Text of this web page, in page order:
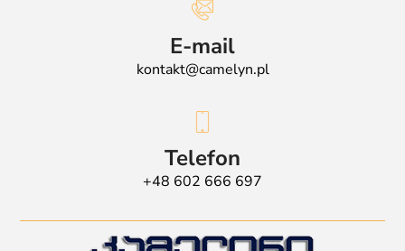
E-mail
kontakt@camelyn.pl
Telefon
+48 602 666 697